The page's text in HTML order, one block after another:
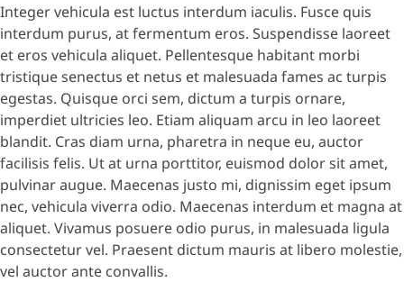
Integer vehicula est luctus interdum iaculis. Fusce quis
interdum purus, at fermentum eros. Suspendisse laoreet
et eros vehicula aliquet. Pellentesque habitant morbi
tristique senectus et netus et malesuada fames ac turpis
egestas. Quisque orci sem, dictum a turpis ornare,
imperdiet ultricies leo. Etiam aliquam arcu in leo laoreet
blandit. Cras diam urna, pharetra in neque eu, auctor
facilisis felis. Ut at urna porttitor, euismod dolor sit amet,
pulvinar augue. Maecenas justo mi, dignissim eget ipsum
nec, vehicula viverra odio. Maecenas interdum et magna at
aliquet. Vivamus posuere odio purus, in malesuada ligula
consectetur vel. Praesent dictum mauris at libero molestie,
vel auctor ante convallis.